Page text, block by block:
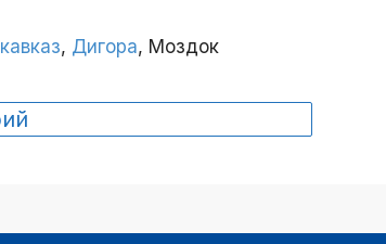
, Дигора, Моздок